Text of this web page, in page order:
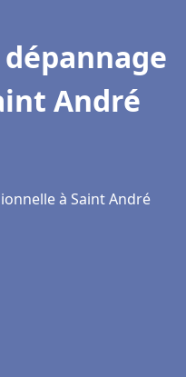
André
à Saint André